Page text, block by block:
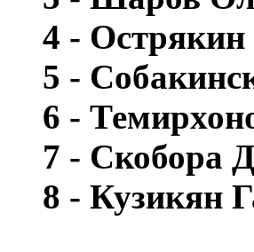
4 -
5 -
6 -
7 - Скобора
8 - Кузикян